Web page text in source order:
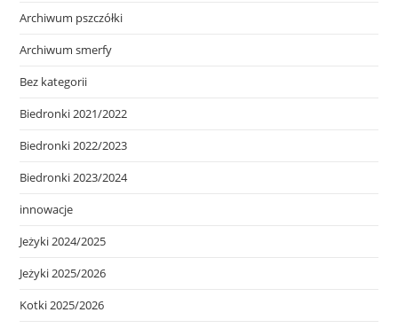
Archiwum pszczółki
Archiwum smerfy
Bez kategorii
Biedronki 2021/2022
Biedronki 2022/2023
Biedronki 2023/2024
innowacje
Jeżyki 2024/2025
Jeżyki 2025/2026
Kotki 2025/2026